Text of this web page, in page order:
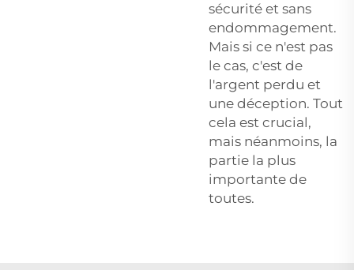
sécurité et sans
endommagement.
Mais si ce n'est pas
le cas, c'est de
l'argent perdu et
une déception. Tout
cela est crucial,
mais néanmoins, la
partie la plus
importante de
toutes.